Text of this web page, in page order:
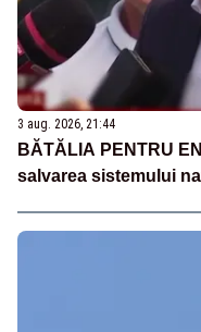
3 aug. 2026, 21:44
BĂTĂLIA PENTRU
salvarea sistemului